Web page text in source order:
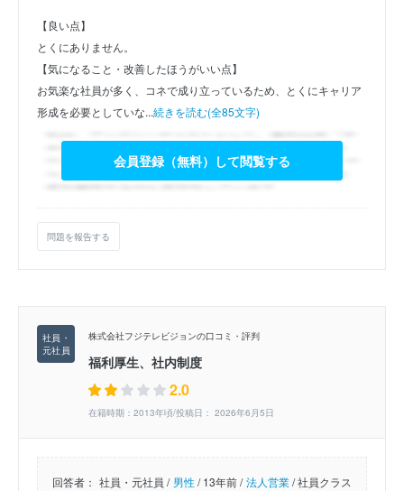
【良い点】
とくにありません。
【気になること・改善したほうがいい点】
お気楽な社員が多く、コネで成り立っているため、とくにキャリア
形成を必要としていな...続きを読む(全85文字)
会員登録（無料）して閲覧する
問題を報告する
株式会社フジテレビジョンの口コミ・評判
福利厚生、社内制度
2.0
在籍時期：2013年頃/投稿日： 2026年6月5日
回答者： 社員・元社員 / 男性/13年前 / 法人営業/社員クラス